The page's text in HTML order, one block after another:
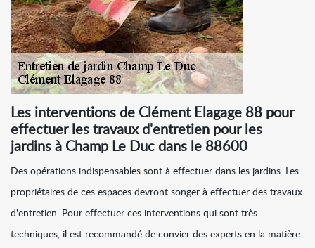
Les interventions de Clément Elagage 88 pour
effectuer les travaux d'entretien pour les
jardins à Champ Le Duc dans le 88600
Des opérations indispensables sont à effectuer dans les jardins. Les
propriétaires de ces espaces devront songer à effectuer des travaux
d'entretien. Pour effectuer ces interventions qui sont très
techniques, il est recommandé de convier des experts en la matière.